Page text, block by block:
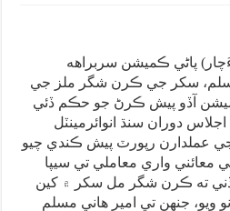
پاڻي ڪميشن سربراهه
سکر جي ڪرن شگر ملز جي
آڏو پيش ڪرڻ جو حڪم ڏئي
دوران سنڌ انوائرمينٽل
عملدارن رپورٽ پيش ڪندي چيو
معائني واري معاملي تي سيپا
ته ڪرن شگر مل سکر ۾ کين
ويو، جنهن تي امير هاني مسلم